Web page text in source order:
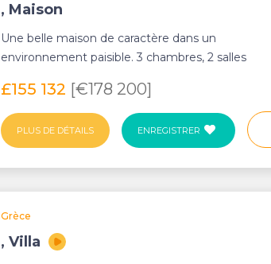
, Maison
Une belle maison de caractère dans un
environnement paisible. 3 chambres, 2 salles
£155 132 [€178 200]
PLUS DE DÉTAILS ENREGISTRER
Grèce
, Villa